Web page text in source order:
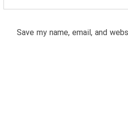
Save my name, email, and